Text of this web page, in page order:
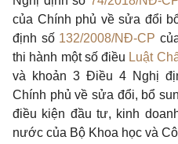
của Chính phủ về sửa đổi
định số 132/2008/NĐ-CP
thi hành một số điều Luật
và khoản 3 Điều 4 Nghị
Chính phủ về sửa đổi, bổ
điều kiện đầu tư, kinh
nước của Bộ Khoa học và